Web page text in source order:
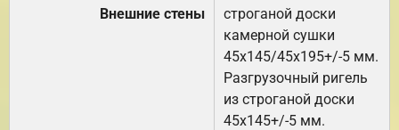
Внешние стены
строганой доски
камерной сушки
45х145/45х195+/-5 мм.
Разгрузочный ригель
из строганой доски
45х145+/-5 мм.